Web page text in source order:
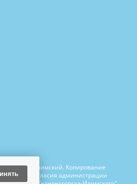
Илимский. Копирование
согласия администрации